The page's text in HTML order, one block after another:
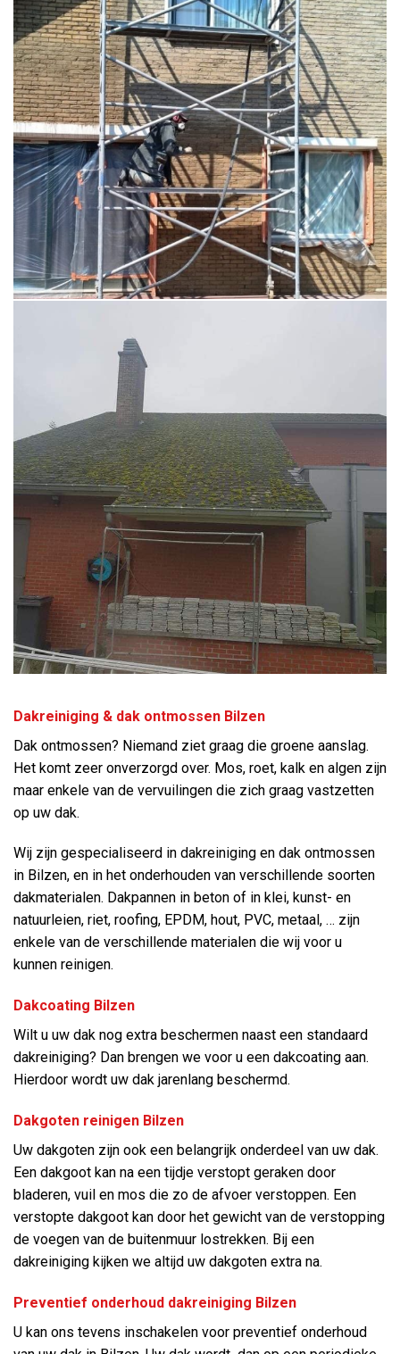
Dakreiniging & dak ontmossen Bilzen
Dak ontmossen? Niemand ziet graag die groene aanslag.
Het komt zeer onverzorgd over. Mos, roet, kalk en algen zijn
maar enkele van de vervuilingen die zich graag vastzetten
op uw dak.
Wij zijn gespecialiseerd in dakreiniging en dak ontmossen
in Bilzen, en in het onderhouden van verschillende soorten
dakmaterialen. Dakpannen in beton of in klei, kunst- en
natuurleien, riet, roofing, EPDM, hout, PVC, metaal, … zijn
enkele van de verschillende materialen die wij voor u
kunnen reinigen.
Dakcoating Bilzen
Wilt u uw dak nog extra beschermen naast een standaard
dakreiniging? Dan brengen we voor u een dakcoating aan.
Hierdoor wordt uw dak jarenlang beschermd.
Dakgoten reinigen Bilzen
Uw dakgoten zijn ook een belangrijk onderdeel van uw dak.
Een dakgoot kan na een tijdje verstopt geraken door
bladeren, vuil en mos die zo de afvoer verstoppen. Een
verstopte dakgoot kan door het gewicht van de verstopping
de voegen van de buitenmuur lostrekken. Bij een
dakreiniging kijken we altijd uw dakgoten extra na.
Preventief onderhoud dakreiniging Bilzen
U kan ons tevens inschakelen voor preventief onderhoud